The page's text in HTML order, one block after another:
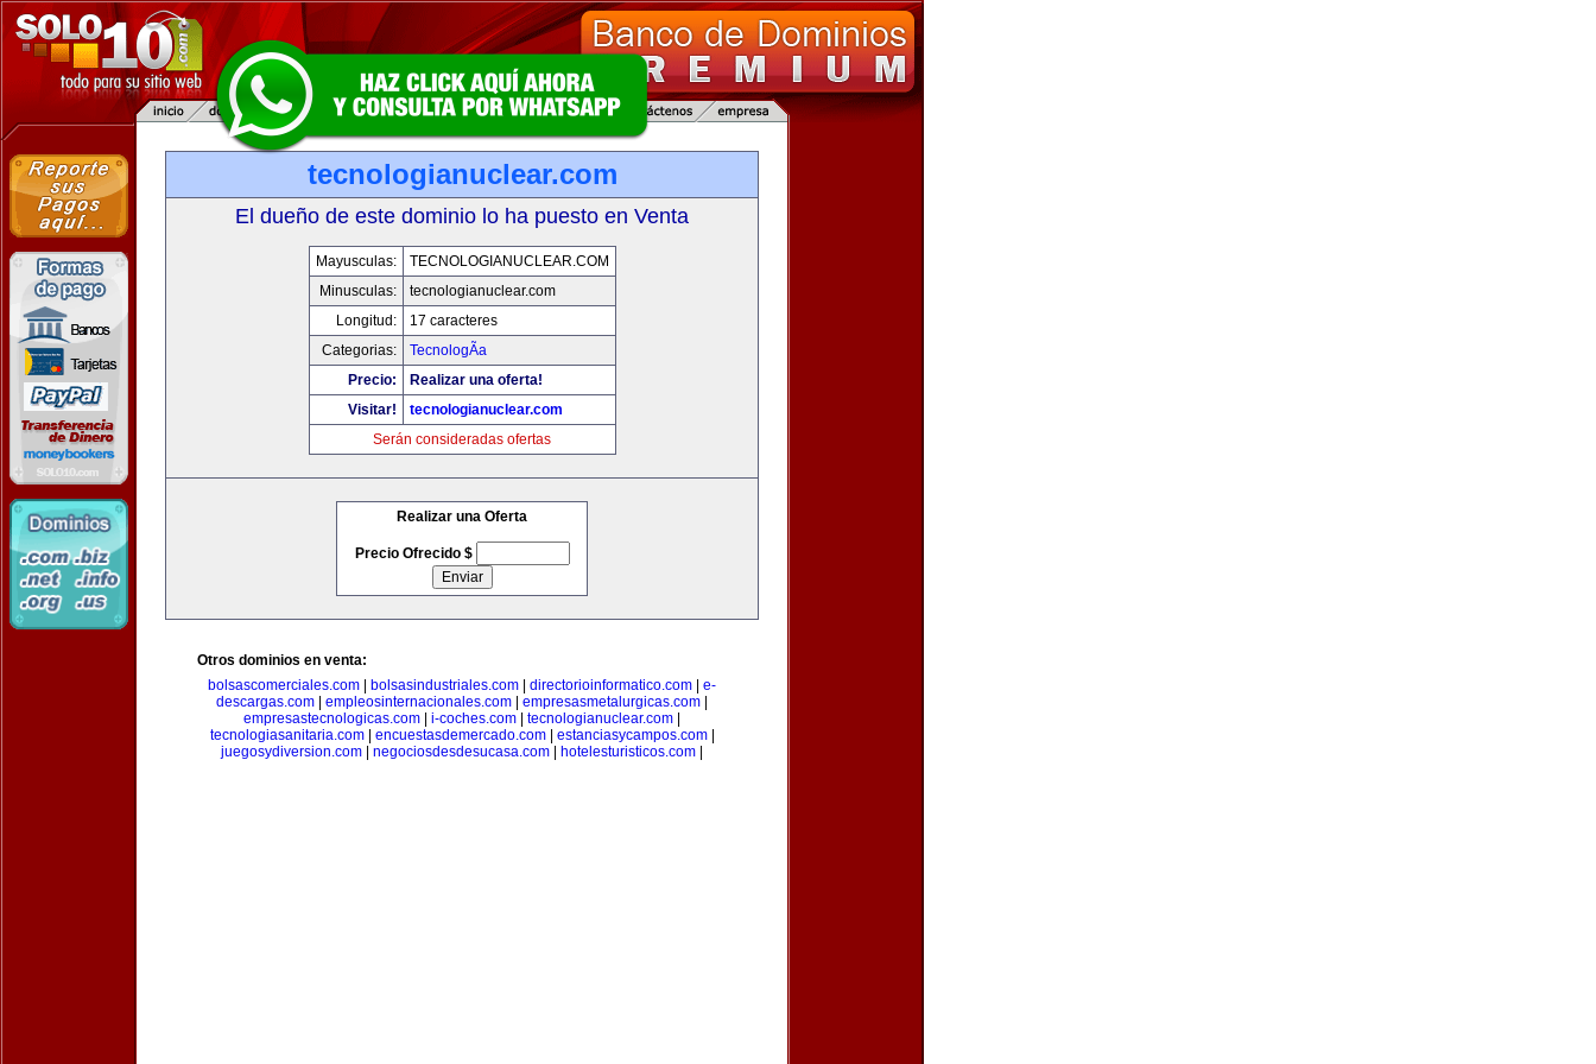
tecnologianuclear.com
El dueño de este dominio lo ha puesto en Venta
Mayusculas:
TECNOLOGIANUCLEAR.COM
Minusculas:
tecnologianuclear.com
Longitud:
17 caracteres
Categorias:
TecnologÃ­a
Precio:
Realizar una oferta!
Visitar!
tecnologianuclear.com
Serán consideradas ofertas
Realizar una Oferta
Precio Ofrecido $
Otros dominios en venta:
bolsascomerciales.com
bolsasindustriales.com directorioinformatico.com
e-
descargas.com
empleosinternacionales.com empresasmetalurgicas.com
empresastecnologicas.com
i-coches.com tecnologianuclear.com
tecnologiasanitaria.com| encuestasdemercado.com| estanciasycampos.com|
juegosydiversion.com
negociosdesdesucasa.com hotelesturisticos.com